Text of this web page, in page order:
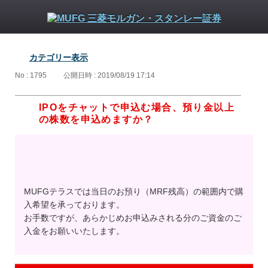
カテゴリー表示
No : 1795 公開日時 : 2019/08/19 17:14
IPOをチャットで申込む場合、預り金以上
の株数を申込めますか？
MUFGテラスでは当日のお預り（MRF残高）の範囲内で購
入希望を承っております。
お手数ですが、あらかじめお申込みされる分のご資金のご
入金をお願いいたします。